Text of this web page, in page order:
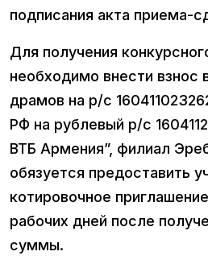
подписания акта приема-
Для получения
необходимо внести взнос
драмов на р/с
РФ на рублевый р/с
ВТБ Армения”, филиал
обязуется предоставить
котировочное
рабочих дней после
суммы.